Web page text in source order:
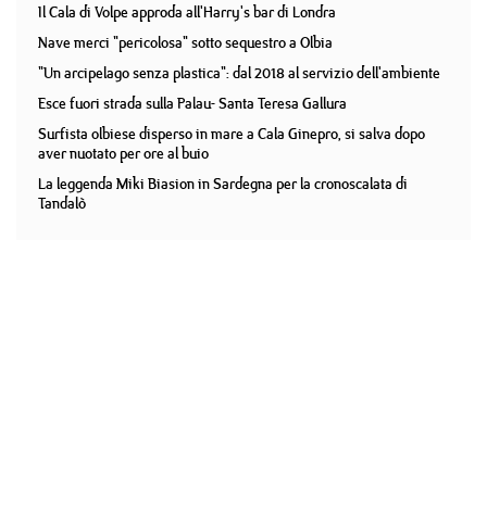
Il Cala di Volpe approda all'Harry's bar di Londra
Nave merci "pericolosa" sotto sequestro a Olbia
"Un arcipelago senza plastica": dal 2018 al servizio dell'ambiente
Esce fuori strada sulla Palau- Santa Teresa Gallura
Surfista olbiese disperso in mare a Cala Ginepro, si salva dopo
aver nuotato per ore al buio
La leggenda Miki Biasion in Sardegna per la cronoscalata di
Tandalò